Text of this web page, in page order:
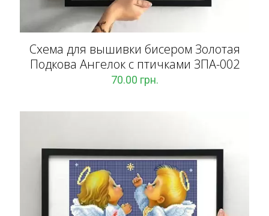
Схема для вышивки бисером Золотая
Подкова Ангелок с птичками ЗПА-002
70.00 грн.